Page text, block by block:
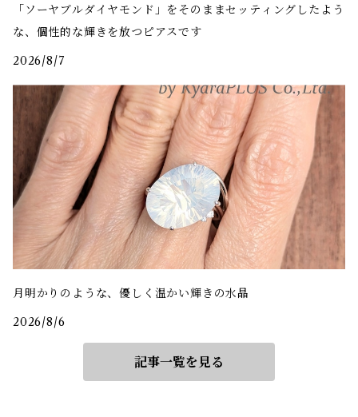
「ソーヤブルダイヤモンド」をそのままセッティングしたよう
な、個性的な輝きを放つピアスです
2026/8/7
月明かりのような、優しく温かい輝きの水晶
2026/8/6
記事一覧を見る